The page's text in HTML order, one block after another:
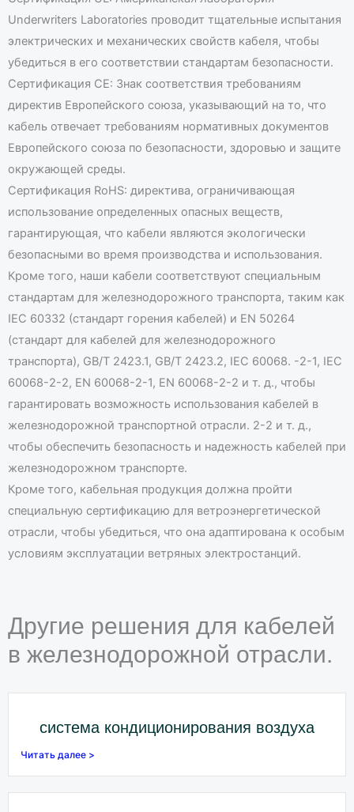
Underwriters Laboratories проводит тщательные испытания
электрических и механических свойств кабеля, чтобы
убедиться в его соответствии стандартам безопасности.
Сертификация CE: Знак соответствия требованиям
директив Европейского союза, указывающий на то, что
кабель отвечает требованиям нормативных документов
Европейского союза по безопасности, здоровью и защите
окружающей среды.
Сертификация RoHS: директива, ограничивающая
использование определенных опасных веществ,
гарантирующая, что кабели являются экологически
безопасными во время производства и использования.
Кроме того, наши кабели соответствуют специальным
стандартам для железнодорожного транспорта, таким как
IEC 60332 (стандарт горения кабелей) и EN 50264
(стандарт для кабелей для железнодорожного
транспорта), GB/T 2423.1, GB/T 2423.2, IEC 60068. -2-1, IEC
60068-2-2, EN 60068-2-1, EN 60068-2-2 и т. д., чтобы
гарантировать возможность использования кабелей в
железнодорожной транспортной отрасли. 2-2 и т. д.,
чтобы обеспечить безопасность и надежность кабелей при
железнодорожном транспорте.
Кроме того, кабельная продукция должна пройти
специальную сертификацию для ветроэнергетической
отрасли, чтобы убедиться, что она адаптирована к особым
условиям эксплуатации ветряных электростанций.
Другие решения для кабелей
в железнодорожной отрасли.
система кондиционирования воздуха
Читать далее >